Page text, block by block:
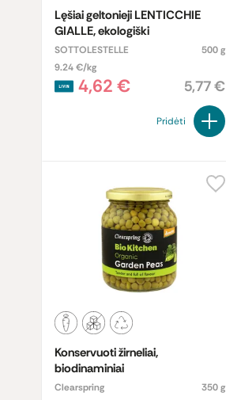
Lęšiai geltonieji LENTICCHIE
GIALLE, ekologiški
SOTTOLESTELLE
500 g
9.24 €/kg
4,62 € 5,77 €
Pridėti
Konservuoti žirneliai,
biodinaminiai
Clearspring
350 g